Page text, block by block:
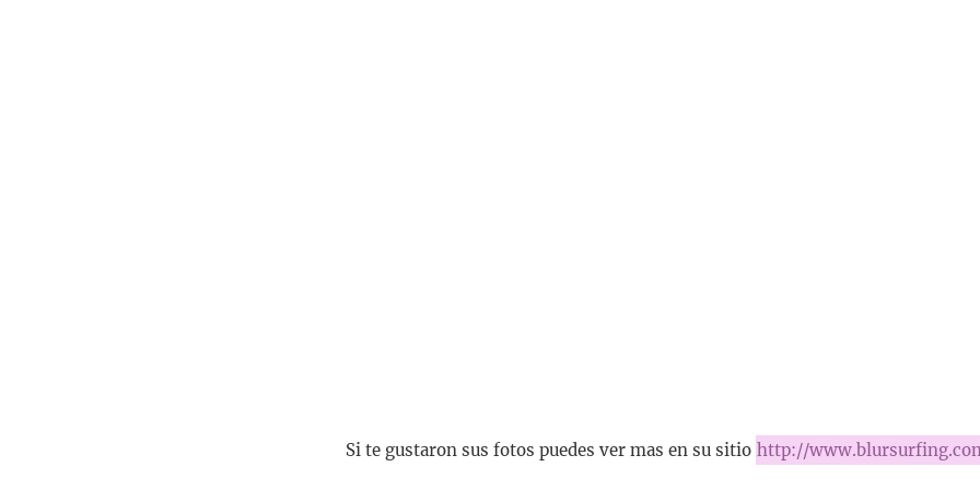
Si te gustaron sus fotos puedes ver mas en su sitio http://